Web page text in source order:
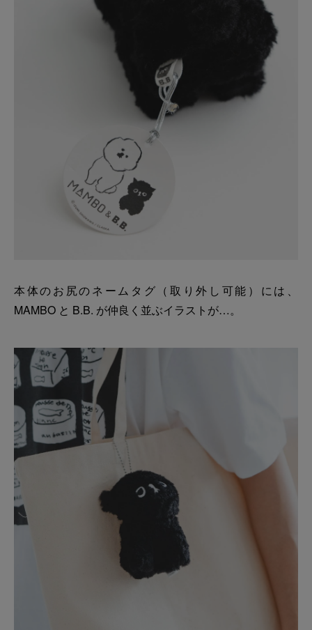
本体のお尻のネームタグ（取り外し可能）には、
MAMBO と B.B. が仲良く並ぶイラストが…。